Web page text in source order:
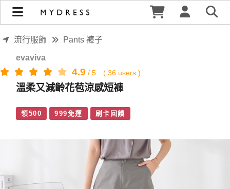
溫柔又減齡花苞涼感短褲 | MYDRESS 時裳韓風
流行服飾 Pants 褲子
evaviva
4.9 / 5 ( 36 users )
溫柔又減齡花苞涼感短褲
領500 999免運 刷卡回饋